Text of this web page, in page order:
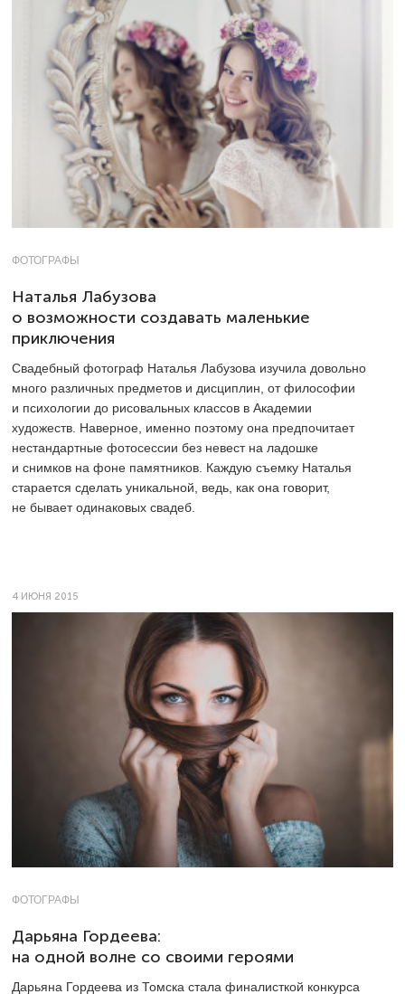
ФОТОГРАФЫ
Наталья Лабузова
о возможности создавать маленькие
приключения
Свадебный фотограф Наталья Лабузова изучила довольно
много различных предметов и дисциплин, от философии
и психологии до рисовальных классов в Академии
художеств. Наверное, именно поэтому она предпочитает
нестандартные фотосессии без невест на ладошке
и снимков на фоне памятников. Каждую съемку Наталья
старается сделать уникальной, ведь, как она говорит,
не бывает одинаковых свадеб.
4 ИЮНЯ 2015
ФОТОГРАФЫ
Дарьяна Гордеева:
на одной волне со своими героями
Дарьяна Гордеева из Томска стала финалисткой конкурса